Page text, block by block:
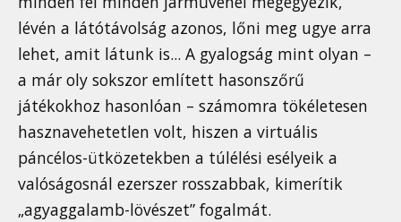
lévén a látótávolság azonos, lőni meg ugye arra
lehet, amit látunk is... A gyalogság mint olyan –
a már oly sokszor említett hasonszőrű
játékokhoz hasonlóan – számomra tökéletesen
hasznavehetetlen volt, hiszen a virtuális
páncélos-ütközetekben a túlélési esélyeik a
valóságosnál ezerszer rosszabbak, kimerítik
„agyaggalamb-lövészet” fogalmát.